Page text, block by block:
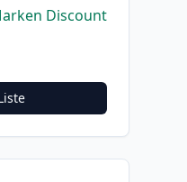
Discount